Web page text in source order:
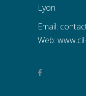
Lyon
Email:
Web: